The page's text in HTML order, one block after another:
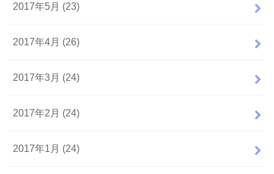
2017年5月 (23)
2017年4月 (26)
2017年3月 (24)
2017年2月 (24)
2017年1月 (24)